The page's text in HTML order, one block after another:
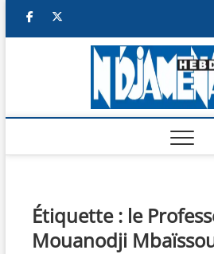
facebook
Étiquette : le
Mouanodji